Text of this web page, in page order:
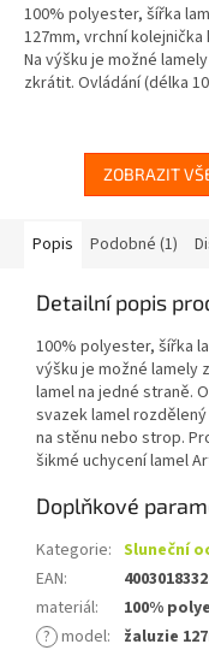
100% polyester, šířka
127mm, vrchní kolejnička
Na výšku je možné lamely
zkrátit. Ovládání (délka
ZOBRAZIT
Popis Podobné (1)
Detailní popis
100% polyester, šířka
výšku je možné lamely
lamel na jedné straně.
svazek lamel
na stěnu nebo strop.
šikmé uchycení lamel
Doplňkové
Kategorie: Sluneční
EAN:
materiál:
100%
? model: žaluzie